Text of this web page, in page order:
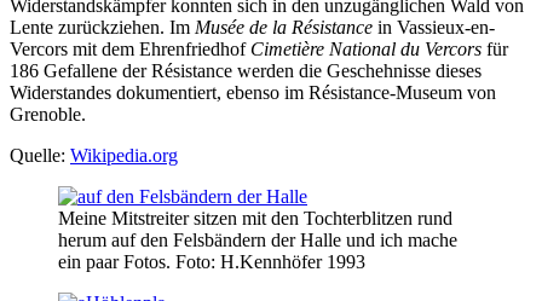
Widerstandskämpfer konnten sich in den unzugänglichen Wald von
Lente zurückziehen. Im Musée de la Résistance in Vassieux-en-
Vercors mit dem Ehrenfriedhof Cimetière National du Vercors für
186 Gefallene der Résistance werden die Geschehnisse dieses
Widerstandes dokumentiert, ebenso im Résistance-Museum von
Grenoble.
Quelle: Wikipedia.org
Meine Mitstreiter sitzen mit den Tochterblitzen rund
herum auf den Felsbändern der Halle und ich mache
ein paar Fotos. Foto: H.Kennhöfer 1993